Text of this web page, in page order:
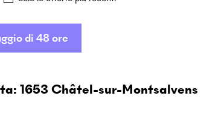
di 48 ore
1653 Châtel-sur-Montsalvens